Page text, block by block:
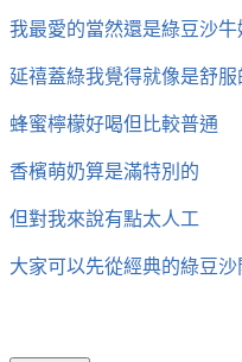
我最愛的當然還是綠豆沙牛
延禧蓋綠我覺得就像是舒
蜂蜜檸檬好喝但比較普通
香檳萌奶算是滿特別的
但對我來說有點太人工
大家可以先從經典的綠豆